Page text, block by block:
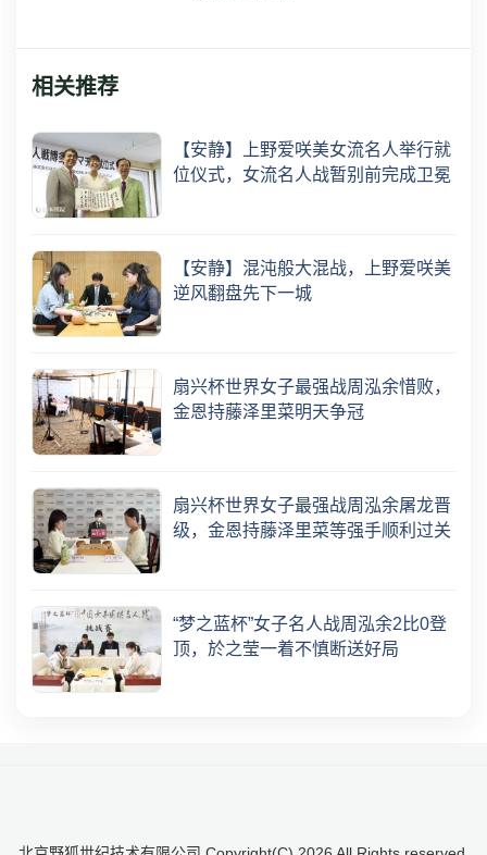
相关推荐
【安静】上野爱咲美女流名人举行就
位仪式，女流名人战暂别前完成卫冕
【安静】混沌般大混战，上野爱咲美
逆风翻盘先下一城
扇兴杯世界女子最强战周泓余惜败，
金恩持藤泽里菜明天争冠
扇兴杯世界女子最强战周泓余屠龙晋
级，金恩持藤泽里菜等强手顺利过关
“梦之蓝杯”女子名人战周泓余2比0登
顶，於之莹一着不慎断送好局